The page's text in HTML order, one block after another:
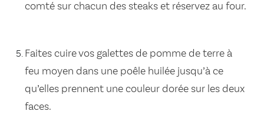
comté sur chacun des steaks et réservez au four.
Faites cuire vos galettes de pomme de terre à
feu moyen dans une poêle huilée jusqu’à ce
qu’elles prennent une couleur dorée sur les deux
faces.